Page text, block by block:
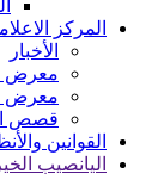
المركز
الأخبار
معرض
معرض
قصص
القوانين
اليانصيب